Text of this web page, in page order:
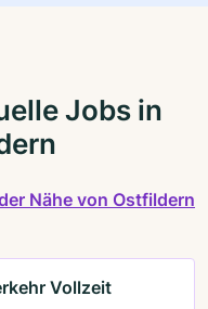
Jobs in
Nähe von Ostfildern
Vollzeit